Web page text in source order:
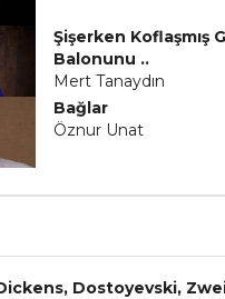
Şişerken Koflaşmış
Balonunu ..
Mert Tanaydın
Bağlar
Öznur Unat
Dostoyevski,